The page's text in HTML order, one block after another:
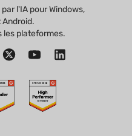
l'IA pour Windows,
Android.
les plateformes.